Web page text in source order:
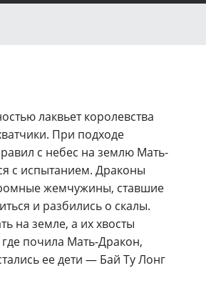
лаквьет королевства
При подходе
с небес на землю Мать-
с испытанием. Драконы
жемчужины, ставшие
и разбились о скалы.
на земле, а их хвосты
почила Мать-Дракон,
ее дети — Бай Ту Лонг